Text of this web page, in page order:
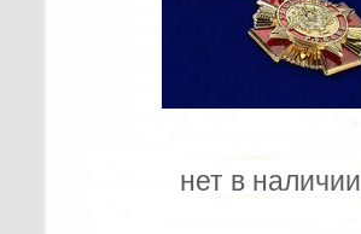
нет в наличии